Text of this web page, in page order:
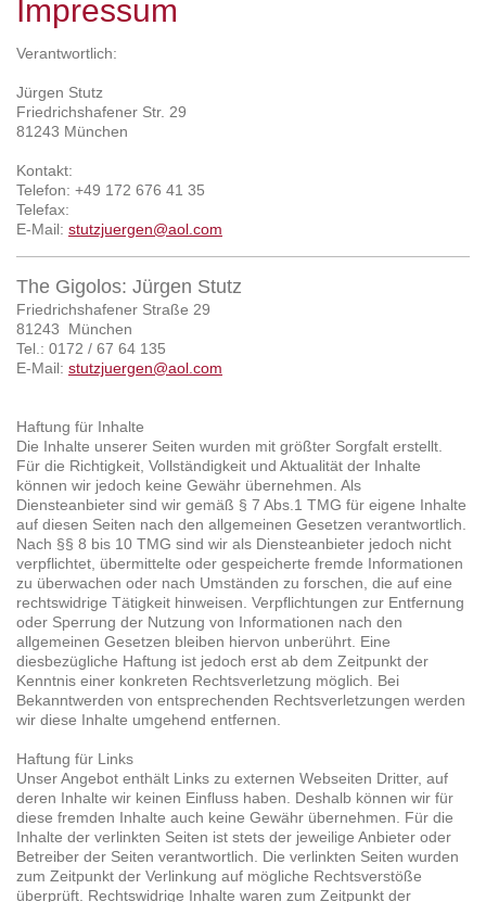
Impressum
Verantwortlich:
Jürgen Stutz
Friedrichshafener Str. 29
81243 München
Kontakt:
Telefon: +49 172 676 41 35
Telefax:
E-Mail: stutzjuergen@aol.com
The Gigolos: Jürgen Stutz
Friedrichshafener Straße 29
81243 München
Tel.: 0172 / 67 64 135
E-Mail: stutzjuergen@aol.com
Haftung für Inhalte
Die Inhalte unserer Seiten wurden mit größter Sorgfalt erstellt.
Für die Richtigkeit, Vollständigkeit und Aktualität der Inhalte
können wir jedoch keine Gewähr übernehmen. Als
Diensteanbieter sind wir gemäß § 7 Abs.1 TMG für eigene Inhalte
auf diesen Seiten nach den allgemeinen Gesetzen verantwortlich.
Nach §§ 8 bis 10 TMG sind wir als Diensteanbieter jedoch nicht
verpflichtet, übermittelte oder gespeicherte fremde Informationen
zu überwachen oder nach Umständen zu forschen, die auf eine
rechtswidrige Tätigkeit hinweisen. Verpflichtungen zur Entfernung
oder Sperrung der Nutzung von Informationen nach den
allgemeinen Gesetzen bleiben hiervon unberührt. Eine
diesbezügliche Haftung ist jedoch erst ab dem Zeitpunkt der
Kenntnis einer konkreten Rechtsverletzung möglich. Bei
Bekanntwerden von entsprechenden Rechtsverletzungen werden
wir diese Inhalte umgehend entfernen.
Haftung für Links
Unser Angebot enthält Links zu externen Webseiten Dritter, auf
deren Inhalte wir keinen Einfluss haben. Deshalb können wir für
diese fremden Inhalte auch keine Gewähr übernehmen. Für die
Inhalte der verlinkten Seiten ist stets der jeweilige Anbieter oder
Betreiber der Seiten verantwortlich. Die verlinkten Seiten wurden
zum Zeitpunkt der Verlinkung auf mögliche Rechtsverstöße
überprüft. Rechtswidrige Inhalte waren zum Zeitpunkt der